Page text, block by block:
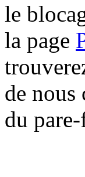
le
la page
de nous
du